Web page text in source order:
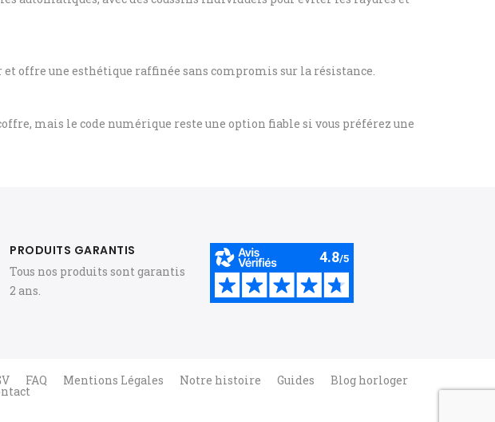
offre une esthétique raffinée sans compromis sur la résistance.
mais le code numérique reste une option fiable si vous préférez une
PRODUITS GARANTIS
Tous nos produits sont garantis
2 ans.
FAQ Mentions Légales Notre histoire Guides Blog horloger